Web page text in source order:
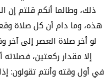
ذلك، وطالما أنكم قلتم
هذه، وما دام أن كل صلاة
لو أخر صلاة العصر إلى
إلا مقدار ركعتين،
في أول وقته وأنتم تقولون: